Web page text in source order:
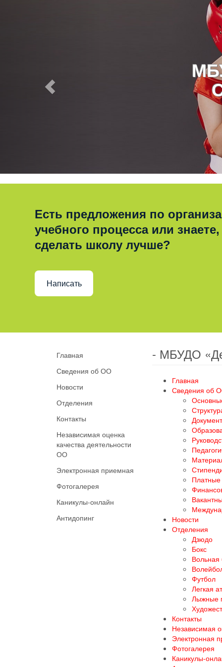
Есть предложения по
учебного процесса или знаете,
сделать школу лучше?
Написать
Главная
Сведения об ОО
Новости
Отделения
Контакты
Независимая оценка
качества деятельности
ОО
Электронная приемная
Фотогалерея
Каникулы-онлайн
Антидопинг
- МБУДО
Главная
Сведения об
Платные
Новости
Отделения
Дзюдо
Бокс
Вольная
Футбол
Легкая
Лыжные
Контакты
Независимая
Электронная
Фотогалерея
Каникулы-